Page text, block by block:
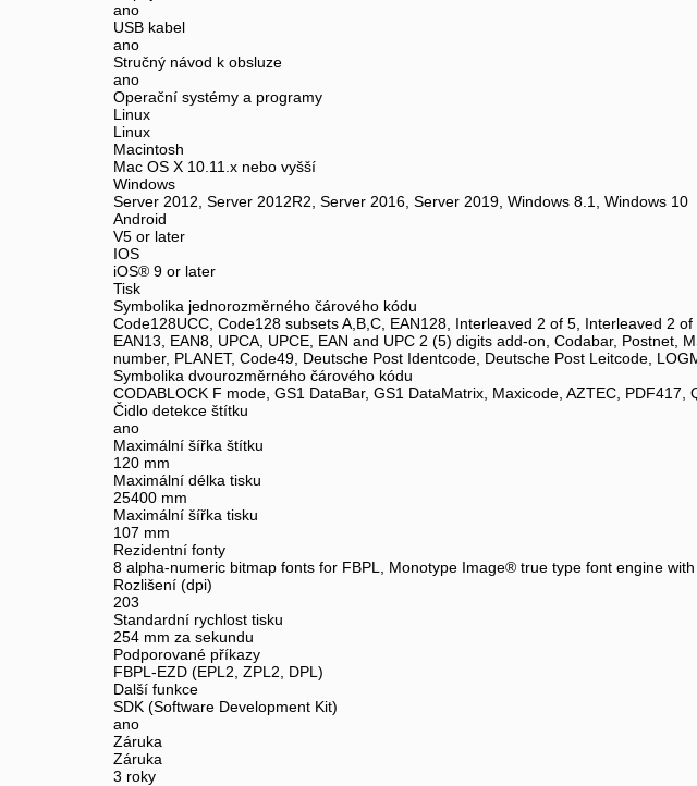
ano
USB kabel
ano
Stručný návod k obsluze
ano
Operační systémy a programy
Linux
Linux
Macintosh
Mac OS X 10.11.x nebo vyšší
Windows
Server 2012, Server 2012R2, Server 2016, Server 2019, Windows 8.1, Windows 10
Android
V5 or later
IOS
iOS® 9 or later
Tisk
Symbolika jednorozměrného čárového kódu
Code128UCC, Code128 subsets A,B,C, EAN128, Interleaved 2 of 5, Interleaved 2
EAN13, EAN8, UPCA, UPCE, EAN and UPC 2 (5) digits add-on, Codabar, Postnet,
number, PLANET, Code49, Deutsche Post Identcode, Deutsche Post Leitcode,
Symbolika dvourozměrného čárového kódu
CODABLOCK F mode, GS1 DataBar, GS1 DataMatrix, Maxicode, AZTEC, PDF417,
Čidlo detekce štítku
ano
Maximální šířka štítku
120 mm
Maximální délka tisku
25400 mm
Maximální šířka tisku
107 mm
Rezidentní fonty
8 alpha-numeric bitmap fonts for FBPL, Monotype Image® true type font engine
Rozlišení (dpi)
203
Standardní rychlost tisku
254 mm za sekundu
Podporované příkazy
FBPL-EZD (EPL2, ZPL2, DPL)
Další funkce
SDK (Software Development Kit)
ano
Záruka
Záruka
3 roky